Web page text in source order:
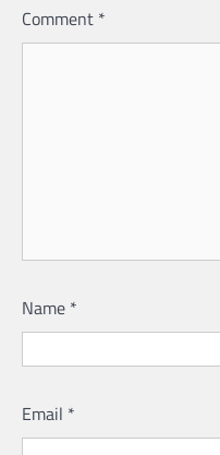
Comment *
Name *
Email *